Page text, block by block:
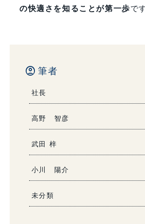
の快適さを知ることが第一歩で
account_circle 筆者
社長
高野 智彦
武田 梓
小川 陽介
未分類